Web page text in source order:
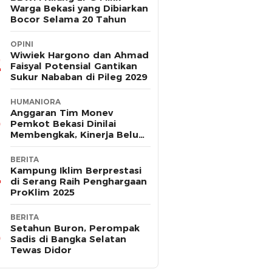
Warga Bekasi yang Dibiarkan
Bocor Selama 20 Tahun
OPINI
Wiwiek Hargono dan Ahmad
Faisyal Potensial Gantikan
Sukur Nababan di Pileg 2029
HUMANIORA
Anggaran Tim Monev
Pemkot Bekasi Dinilai
Membengkak, Kinerja Belum
Terbukti Efektif
BERITA
Kampung Iklim Berprestasi
di Serang Raih Penghargaan
ProKlim 2025
BERITA
Setahun Buron, Perompak
Sadis di Bangka Selatan
Tewas Didor